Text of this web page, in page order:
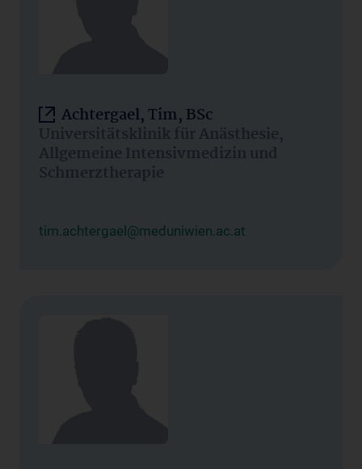
Achtergael, Tim, BSc
Universitätsklinik für Anästhesie,
Allgemeine Intensivmedizin und
Schmerztherapie
tim.achtergael@meduniwien.ac.at